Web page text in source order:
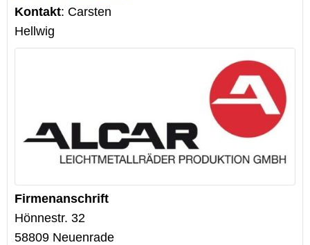
Kontakt: Carsten
Hellwig
Firmenanschrift
Hönnestr. 32
58809 Neuenrade